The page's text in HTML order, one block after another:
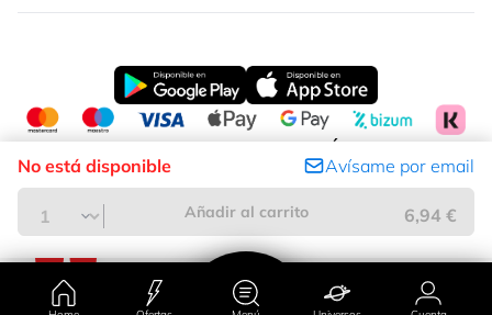
No está disponible Avísame por email
Añadir al carrito 6,94 €
CAMBIAR TU UBICACIÓN
Península y Baleares